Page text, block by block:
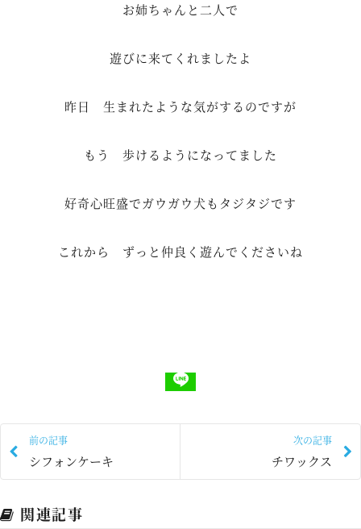
お姉ちゃんと二人で
遊びに来てくれましたよ
昨日 生まれたような気がするのですが
もう 歩けるようになってました
好奇心旺盛でガウガウ犬もタジタジです
これから ずっと仲良く遊んでくださいね
前の記事
シフォンケーキ
次の記事
チワックス
関連記事